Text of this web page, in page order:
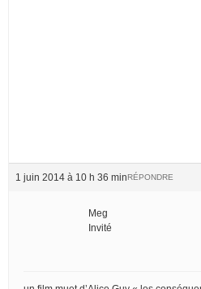
1 juin 2014 à 10 h 36 minRÉPONDRE
Meg
Invité